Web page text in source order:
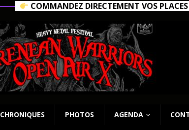
COMMANDEZ DIRECTEMENT VOS
CHRONIQUES PHOTOS AGENDA